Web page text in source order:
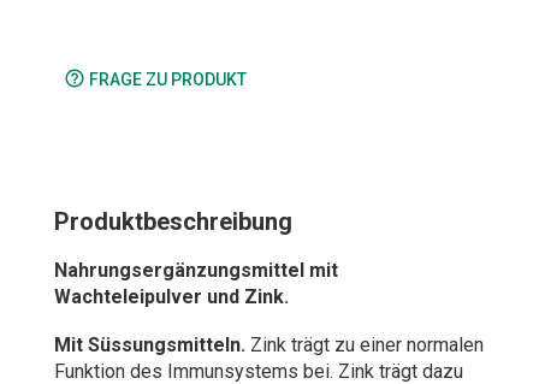
help_outline FRAGE ZU PRODUKT
Produktbeschreibung
Nahrungsergänzungsmittel mit
Wachteleipulver und Zink.
Mit Süssungsmitteln. Zink trägt zu einer normalen
Funktion des Immunsystems bei. Zink trägt dazu